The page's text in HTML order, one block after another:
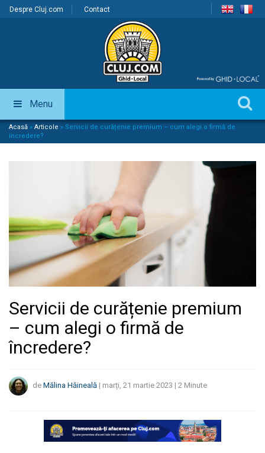
Despre Cluj.com Contact
Menu
Acasă » Articole » Servicii de curățenie premium – cum alegi o firmă de
încredere?
Servicii de curățenie premium
– cum alegi o firmă de
încredere?
de Mălina Hăineală | marți, 21 martie 2023 | 2 Minute